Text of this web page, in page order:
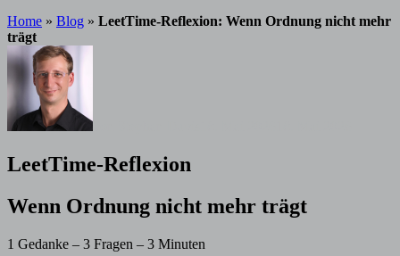
Home » Blog » LeetTime-Reflexion: Wenn Ordnung nicht mehr
trägt
LeetTime-Reflexion
Wenn Ordnung nicht mehr trägt
1 Gedanke – 3 Fragen – 3 Minuten